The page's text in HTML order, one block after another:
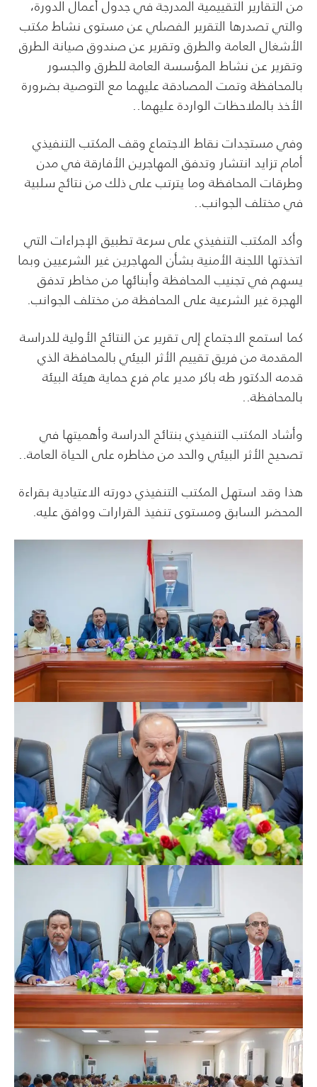
من التقارير التقييمية المدرجة في جدول أعمال الدورة،
والتي تصدرها التقرير الفصلي عن مستوى نشاط مكتب
الأشغال العامة والطرق وتقرير عن صندوق صيانة الطرق
وتقرير عن نشاط المؤسسة العامة للطرق والجسور
بالمحافظة وتمت المصادقة عليهما مع التوصية بضرورة
الأخذ بالملاحظات الواردة عليهما..
وفي مستجدات نقاط الاجتماع وقف المكتب التنفيذي
أمام تزايد انتشار وتدفق المهاجرين الأفارقة في مدن
وطرقات المحافظة وما يترتب على ذلك من نتائج سلبية
في مختلف الجوانب..
وأكد المكتب التنفيذي على سرعة تطبيق الإجراءات التي
اتخذتها اللجنة الأمنية بشأن المهاجرين غير الشرعيين وبما
يسهم في تجنيب المحافظة وأبنائها من مخاطر تدفق
الهجرة غير الشرعية على المحافظة من مختلف الجوانب.
كما استمع الاجتماع إلى تقرير عن النتائج الأولية للدراسة
المقدمة من فريق تقييم الأثر البيئي بالمحافظة الذي
قدمه الدكتور طه باكر مدير عام فرع حماية هيئة البيئة
بالمحافظة..
وأشاد المكتب التنفيذي بنتائج الدراسة وأهميتها في
تصحيح الأثر البيئي والحد من مخاطره على الحياة العامة..
هذا وقد استهل المكتب التنفيذي دورته الاعتيادية بقراءة
المحضر السابق ومستوى تنفيذ القرارات ووافق عليه.